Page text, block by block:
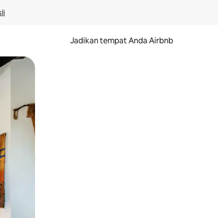
Jadikan tempat Anda Airbnb
menggeser.